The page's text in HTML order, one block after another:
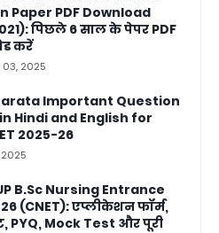
Paper PDF Download
पिछले 6 साल के पेपर PDF
करें
2025
Important Question
Hindi and English for
2025-26
B.Sc Nursing Entrance
(CNET): एप्लीकेशन फॉर्म,
PYQ, Mock Test और पूरी